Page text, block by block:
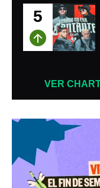
5
VER